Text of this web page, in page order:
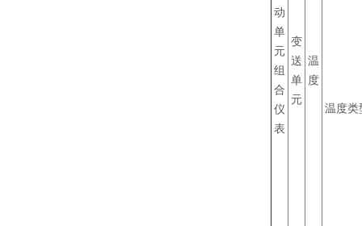
动
单
元
组
合
仪
表
变
送
单
元
温
度
温度类